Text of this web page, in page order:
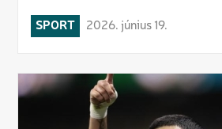
SPORT 2026. június 19.